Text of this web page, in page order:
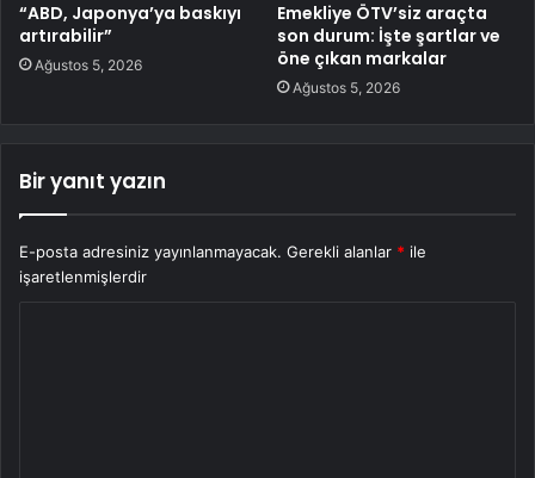
“ABD, Japonya’ya baskıyı
artırabilir”
Ağustos 5, 2026
Emekliye ÖTV’siz araçta
son durum: İşte şartlar ve
öne çıkan markalar
Ağustos 5, 2026
Bir yanıt yazın
E-posta adresiniz yayınlanmayacak. Gerekli alanlar * ile
işaretlenmişlerdir